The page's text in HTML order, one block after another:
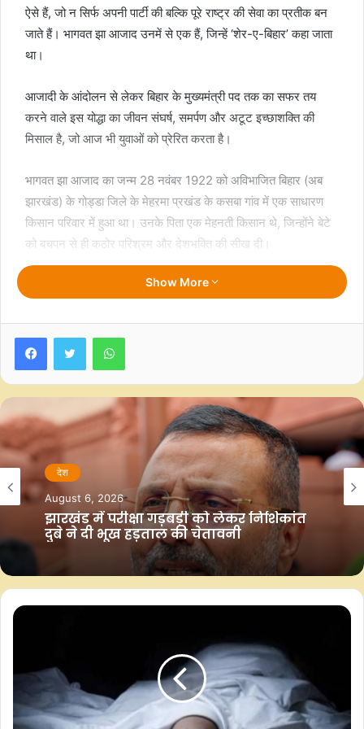
ऐसे हैं, जो न सिर्फ अपनी पार्टी की बल्कि पूरे राष्ट्र की सेवा का प्रतीक बन
जाते हैं। भागवत झा आजाद उनमें से एक हैं, जिन्हें ‘शेर-ए-बिहार’ कहा जाता
था।
आजादी के आंदोलन से लेकर बिहार के मुख्यमंत्री पद तक का सफर तय
करने वाले इस योद्धा का जीवन संघर्ष, समर्पण और अटूट इच्छाशक्ति की
मिसाल है, जो आज भी युवाओं को प्रेरित करता है।
भागवत झा आजाद का जन्म 28 नवंबर 1922 को अविभाजित बिहार (अब
झारखंड) के गोड्डा जिले के मेहरमा प्रखंड के कसबा गांव में एक साधारण
किसान परिवार में हुआ था। उनके पिता एक मेहनती किसान थे, जिन्होंने बेटे
को बचपन से ही कठोर परिश्रम और देशभक्ति की सीख दी।
आजाद का पूरा नाम भागवत झा था, लेकिन ‘आजाद’ उपनाम का जुड़ना एक
गिरफ्तार हुए, तो ब्रिटिश पुलिस ने उनका नाम पूछा। उन्होंने गर्व से कहा,
“मेरा नाम आजाद है।” इस घटना ने न सिर्फ उन्हें आजादी का प्रतीक बना
दिया, बल्कि उनके व्यक्तित्व की जिद और साहस को भी उजागर कर दिया।
शिक्षा के मामले में आजाद बेहद मेहनती थे। उन्होंने अपनी प्रारंभिक पढ़ाई
स्थानीय स्कूलों में की और बाद में भागलपुर विश्वविद्यालय से एमए की डिग्री
हासिल की। लेकिन उनकी पढ़ाई बीच में रुक गई, जब 1942 में महात्मा गांधी
के नेतृत्व में भारत छोड़ो आंदोलन ने जोर पकड़ा। युवा आजाद आंदोलन में
कूद पड़े। वे रात-दिन भूमिगत गतिविधियों में लगे रहे, ब्रिटिश साम्राज्य के
खिलाफ पर्चे बांटते, सभाओं का आयोजन करते और साथियों को प्रेरित
करते।
इस आंदोलन के कारण उन्हें कई बार जेल यात्रा करनी पड़ी। जेल से बाहर
भागवत झा आजाद का राजनीतिक सफर 1950 के दशक से चमका। वे
बिहार विधानसभा के सदस्य बने और विभिन्न मंत्रालयों में मंत्री के रूप में सेवा
Show More
FacebookTwitter WhatsApp
देश
August 6, 2026
झारखंड में परीक्षा गड़बड़ी को लेकर निशिकांत
दुबे ने दी भूख हड़ताल की चेतावनी